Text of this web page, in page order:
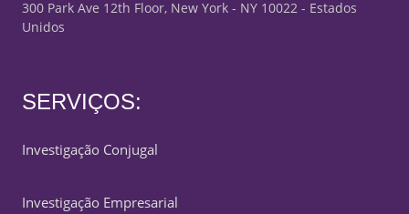
300 Park Ave 12th Floor, New York - NY 10022 - Estados
Unidos
SERVIÇOS:
Investigação Conjugal
Investigação Empresarial